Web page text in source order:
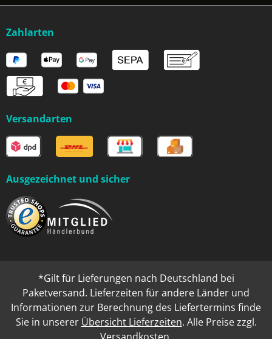
Zahlarten
Versandarten
Ausgezeichnet und sicher
*Gilt für Lieferungen nach Deutschland bei
Paketversand. Lieferzeiten für andere Länder und
Informationen zur Berechnung des Liefertermins finde
Sie in unserer Übersicht Lieferzeiten. Alle Preise zzgl.